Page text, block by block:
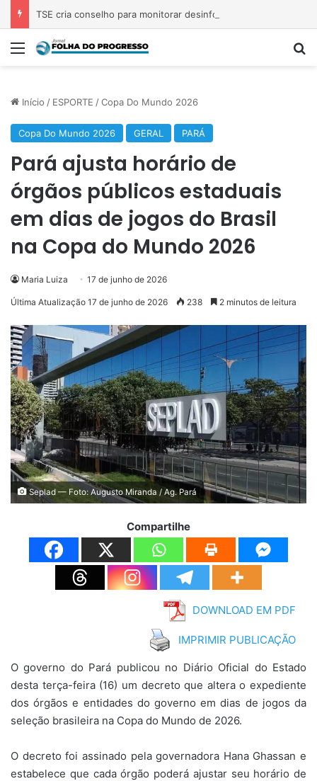
Menu
Início / ESPORTE /Copa Do Mundo 2026
Copa Do Mundo 2026 GERAL PARÁ
Pará ajusta horário de
órgãos públicos estaduais
em dias de jogos do Brasil
na Copa do Mundo 2026
Maria Luiza 17 de junho de 2026
Última Atualização 17 de junho de 2026 238 2 minutos de leitura
Seplad — Foto: Augusto Miranda / Ag. Pará
Compartilhe
DOWNLOAD EM PDF
IMPRIMIR PUBLICAÇÃO
O governo do Pará publicou no Diário Oficial do Estado
desta terça-feira (16) um decreto que altera o expediente
dos órgãos e entidades do governo em dias de jogos da
seleção brasileira na Copa do Mundo de 2026.
O decreto foi assinado pela governadora Hana Ghassan e
estabelece que cada órgão poderá ajustar seu horário de